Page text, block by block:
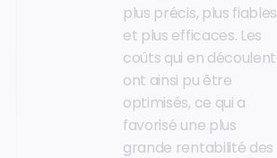
plus précis, plus fiables
et plus efficaces. Les
coûts qui en découlent
ont ainsi pu être
optimisés, ce qui a
favorisé une plus
grande rentabilité des